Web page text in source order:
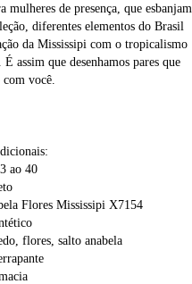
mulheres de presença, que esbanjam
diferentes elementos do Brasil
da Mississipi com o tropicalismo
assim que desenhamos pares que
você.
ao 40
Flores Mississipi X7154
flores, salto anabela